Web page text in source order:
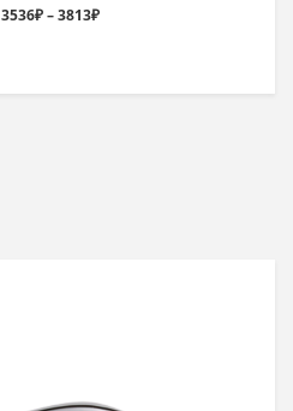
3536₽ – 3813₽